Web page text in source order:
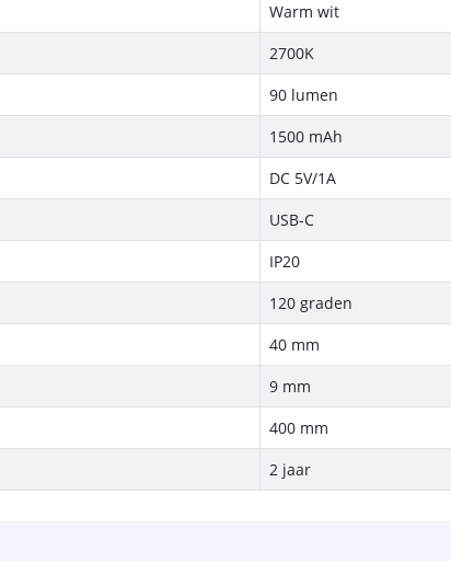
Warm wit
2700K
90 lumen
1500 mAh
DC 5V/1A
USB-C
IP20
120 graden
40 mm
9 mm
400 mm
2 jaar